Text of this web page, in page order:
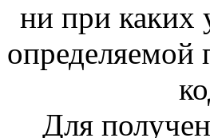
ни при каких
определяемой
Для